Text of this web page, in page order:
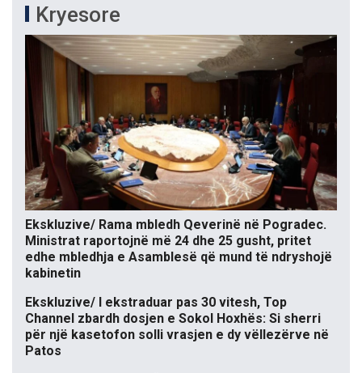
Kryesore
Ekskluzive/ Rama mbledh Qeverinë në Pogradec.
Ministrat raportojnë më 24 dhe 25 gusht, pritet
edhe mbledhja e Asamblesë që mund të ndryshojë
kabinetin
Ekskluzive/ I ekstraduar pas 30 vitesh, Top
Channel zbardh dosjen e Sokol Hoxhës: Si sherri
për një kasetofon solli vrasjen e dy vëllezërve në
Patos